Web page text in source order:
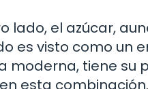
lado, el azúcar,
es visto como un
moderna, tiene su
esta combinación.